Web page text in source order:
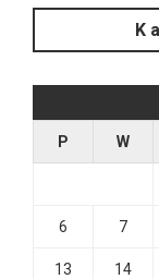
P W
6 7
13 14